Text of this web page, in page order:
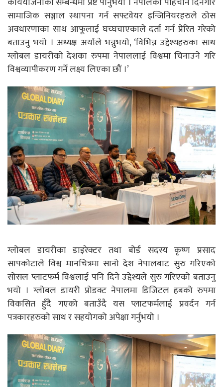
सामाजिक सञ्जाल स्थापना गर्न सफ्टवेयर इन्जिनियरहरुले ठोस
अवधारणाका साथ आफूलाई घच्घचाएकाले दर्ता गर्न प्रेरित गरेको
बताउनु भयो । अध्यक्ष अर्याले भन्नुभयो, ‘विभिन्न उद्देश्यहरुका साथ
ग्लोबल डायरीको देशका रुपमा नेपाललाई विश्वमा चिनाउने गरि
विश्वव्यापीकरण गर्ने लक्ष्य लिएका छौं ।’
ग्लोबल डायरीका डाइरेक्टर तथा बोर्ड सदस्य कृष्ण प्रसाद
सापकोटाले विश्व मानचित्रमा सानो देश नेपालबाट सुरु गरिएको
सोसल प्लाटफर्म विश्वलाई पनि दिने उद्देश्यले सुरु गरिएको बताउनु
भयो । ग्लोबल डायरी प्रोडक्ट नेपालमा डिजिटल हबको रुपमा
विकसित हुँदै गएको बताउँदै यस प्लाटफर्मलाई प्रवर्दन गर्न
पत्रकारहरुको साथ र सहयोगको अपेक्षा गर्नुभयो ।